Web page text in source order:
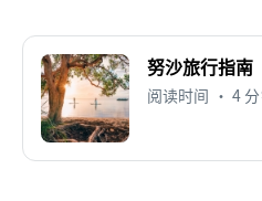
努沙旅行指南
阅读时间 • 4